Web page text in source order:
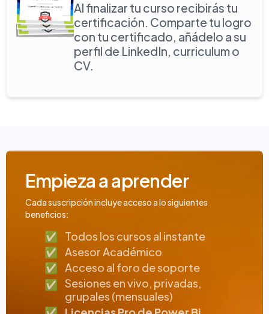
Al finalizar tu curso recibirás tu
certificación. Comparte tu logro
con tu certificado, añádelo a su
perfil de LinkedIn, curriculum o
CV.
Empieza a aprender
Cada suscripción incluye acceso a lo siguientes
beneficios:
✅
Todos los cursos al instante
✅
Asesor Académico
✅
Acceso al foro de soporte
✅
Sesiones en vivo, privadas,
grupales (mensuales)